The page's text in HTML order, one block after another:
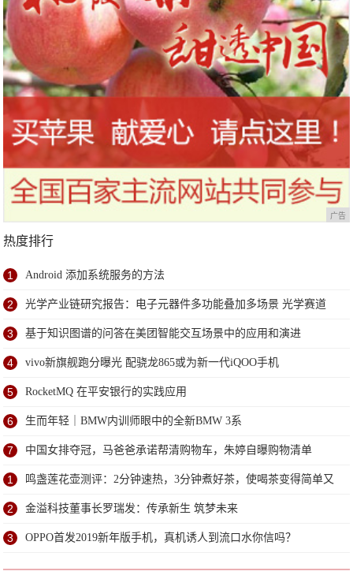
广告
热度排行
1 Android 添加系统服务的方法
2 光学产业链研究报告：电子元器件多功能叠加多场景 光学赛道
优且长
3 基于知识图谱的问答在美团智能交互场景中的应用和演进
4 vivo新旗舰跑分曝光 配骁龙865或为新一代iQOO手机
5 RocketMQ 在平安银行的实践应用
6 生而年轻｜BMW内训师眼中的全新BMW 3系
7 中国女排夺冠，马爸爸承诺帮清购物车，朱婷自曝购物清单
1 鸣盏莲花壶测评：2分钟速热，3分钟煮好茶，使喝茶变得简单又
有格调
2 金溢科技董事长罗瑞发：传承新生 筑梦未来
3 OPPO首发2019新年版手机，真机诱人到流口水你信吗？